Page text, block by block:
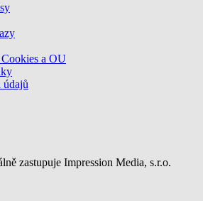
a OU
údajů
zastupuje Impression Media, s.r.o.